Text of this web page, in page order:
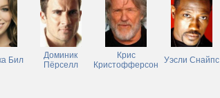
Бил
Доминик
Пёрселл
Крис
Кристофферсон
Уэсли Снайпс